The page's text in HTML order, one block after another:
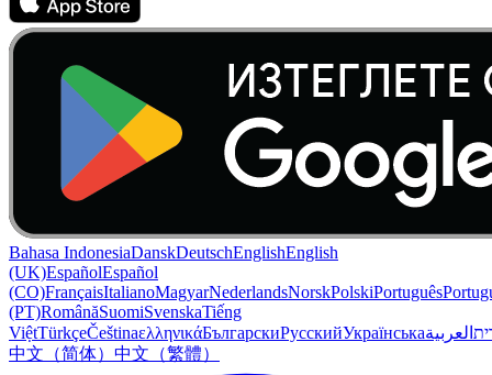
Bahasa IndonesiaDanskDeutschEnglishEnglish
(UK)EspañolEspañol
(CO)FrançaisItalianoMagyarNederlandsNorskPolskiPortuguês
(PT)RomânăSuomiSvenskaTiếng
ViệtTürkçeČeštinaελληνικάБългарскиРусскийУкраїнськаالعربية
中文（简体） 中文（繁體）